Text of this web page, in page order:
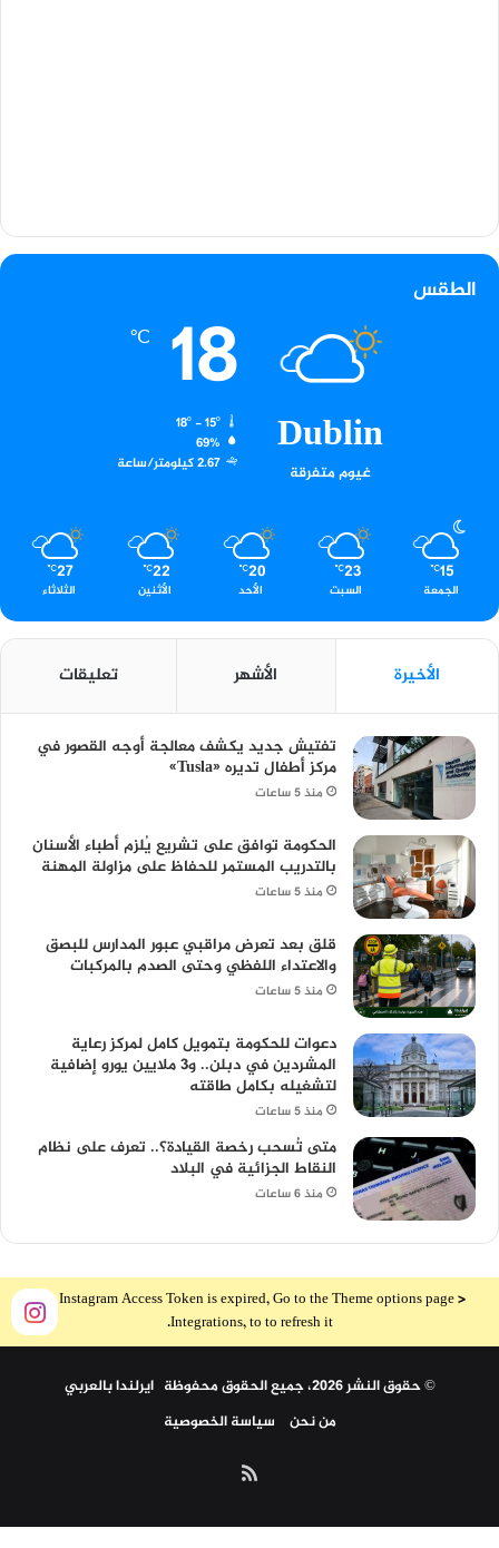
الطقس
Dublin
غيوم متفرقة
18
℃
18º - 15º
69%
2.67 كيلومتر/ساعة
15
℃
الجمعة
23
℃
السبت
20
℃
الأحد
22
℃
الأثنين
27
℃
الثلاثاء
الأخيرة الأشهر تعليقات
تفتيش جديد يكشف معالجة أوجه القصور في
مركز أطفال تديره «Tusla»
منذ 5 ساعات
الحكومة توافق على تشريع يُلزم أطباء الأسنان
بالتدريب المستمر للحفاظ على مزاولة المهنة
منذ 5 ساعات
قلق بعد تعرض مراقبي عبور المدارس للبصق
والاعتداء اللفظي وحتى الصدم بالمركبات
منذ 5 ساعات
دعوات للحكومة بتمويل كامل لمركز رعاية
المشردين في دبلن.. و3 ملايين يورو إضافية
لتشغيله بكامل طاقته
منذ 5 ساعات
متى تُسحب رخصة القيادة؟.. تعرف على نظام
النقاط الجزائية في البلاد
منذ 6 ساعات
The Instagram Access Token is expired, Go to the Theme options page >
Integrations, to to refresh it.
© حقوق النشر 2026، جميع الحقوق محفوظة ايرلندا بالعربي
من نحن
سياسة الخصوصية
الموقع